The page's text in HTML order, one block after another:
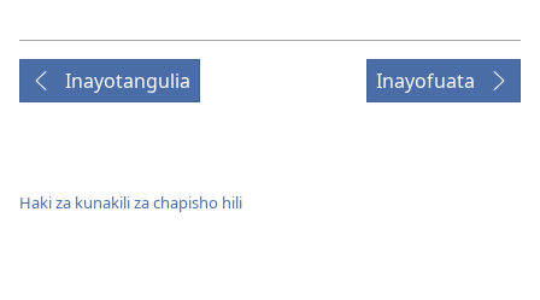
Inayotangulia Inayofuata
Haki za kunakili za chapisho hili